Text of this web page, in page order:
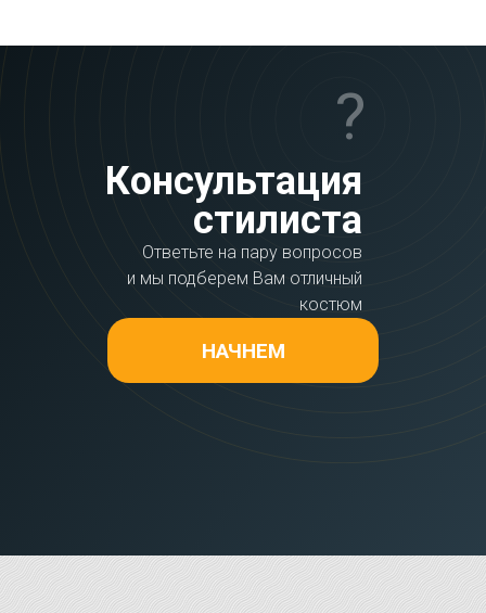
?
Консультация
стилиста
Ответьте на пару вопросов
и мы подберем Вам отличный
костюм
НАЧНЕМ